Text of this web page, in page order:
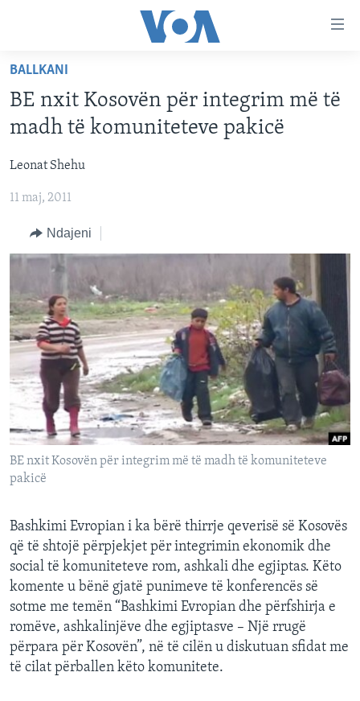
faqen
kryesore
tek
faqja
Kalo
kërkimi
KATEGORITË
BALLKANI
EVROPA
BOTA
MJEDISI
KULTURË
SHKENCË DHE TEKNOLOGJI
SHËNDETËSI
INTERVISTA
DITARI
FOLLOW US
Gjuhët
BALLKANI
BE nxit Kosovën për integrim më të
madh të komuniteteve pakicë
Leonat Shehu
11 maj, 2011
Ndajeni
BE nxit Kosovën për integrim më të madh të komuniteteve
pakicë
Bashkimi Evropian i ka bërë thirrje qeverisë së Kosovës
që të shtojë përpjekjet për integrimin ekonomik dhe
social të komuniteteve rom, ashkali dhe egjiptas. Këto
komente u bënë gjatë punimeve të konferencës së
sotme me temën “Bashkimi Evropian dhe përfshirja e
romëve, ashkalinjëve dhe egjiptasve – Një rrugë
përpara për Kosovën”, në të cilën u diskutuan sfidat me
të cilat përballen këto komunitete.